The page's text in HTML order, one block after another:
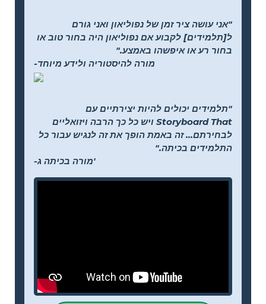
"אני עושה ציר זמן של נפוליאון ואני גורם
ל[תלמידים] לקבוע אם נפוליאון היה בחור טוב או
בחור רע או איפשהו באמצע."
-מורה להיסטוריה ולידע מיוחד
"תלמידים יכולים להיות יצירתיים עם
Storyboard That ויש כל כך הרבה ויזואליים
לבחירתם... זה באמת הופך את זה לנגיש עבור כל
התלמידים בכיתה."
-מורה בכיתה ג'